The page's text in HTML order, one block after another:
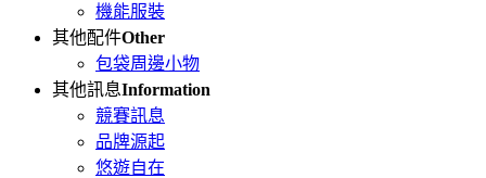
機能服裝
其他配件Other
包袋周邊小物
其他訊息Information
競賽訊息
品牌源起
悠遊自在